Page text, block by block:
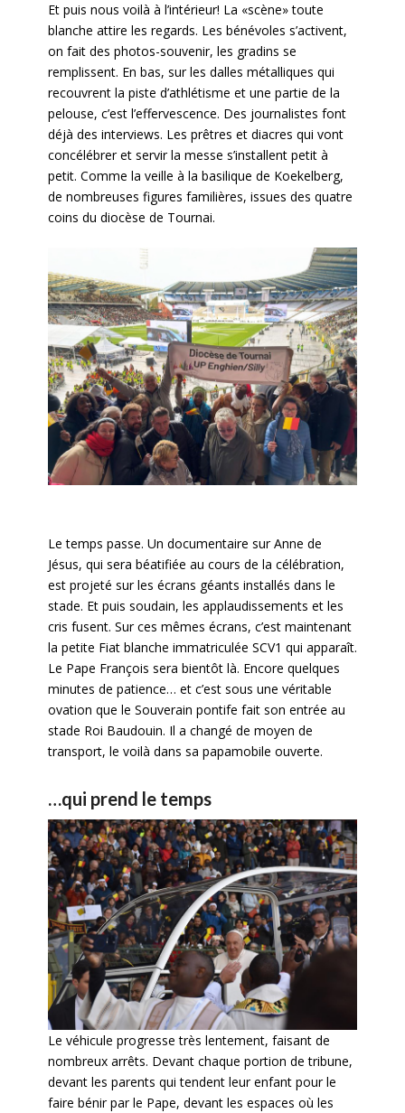
Et puis nous voilà à l’intérieur! La «scène» toute
blanche attire les regards. Les bénévoles s’activent,
on fait des photos-souvenir, les gradins se
remplissent. En bas, sur les dalles métalliques qui
recouvrent la piste d’athlétisme et une partie de la
pelouse, c’est l’effervescence. Des journalistes font
déjà des interviews. Les prêtres et diacres qui vont
concélébrer et servir la messe s’installent petit à
petit. Comme la veille à la basilique de Koekelberg,
de nombreuses figures familières, issues des quatre
coins du diocèse de Tournai.
Le temps passe. Un documentaire sur Anne de
Jésus, qui sera béatifiée au cours de la célébration,
est projeté sur les écrans géants installés dans le
stade. Et puis soudain, les applaudissements et les
cris fusent. Sur ces mêmes écrans, c’est maintenant
la petite Fiat blanche immatriculée SCV1 qui apparaît.
Le Pape François sera bientôt là. Encore quelques
minutes de patience… et c’est sous une véritable
ovation que le Souverain pontife fait son entrée au
stade Roi Baudouin. Il a changé de moyen de
transport, le voilà dans sa papamobile ouverte.
…qui prend le temps
Le véhicule progresse très lentement, faisant de
nombreux arrêts. Devant chaque portion de tribune,
devant les parents qui tendent leur enfant pour le
faire bénir par le Pape, devant les espaces où les